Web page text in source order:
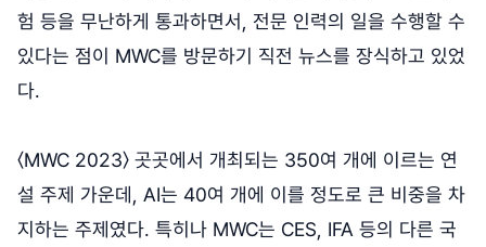
험 등을 무난하게 통과하면서, 전문 인력의 일을 수행할 수
있다는 점이 MWC를 방문하기 직전 뉴스를 장식하고 있었
다.
〈MWC 2023〉 곳곳에서 개최되는 350여 개에 이르는 연
설 주제 가운데, AI는 40여 개에 이를 정도로 큰 비중을 차
지하는 주제였다. 특히나 MWC는 CES, IFA 등의 다른 국